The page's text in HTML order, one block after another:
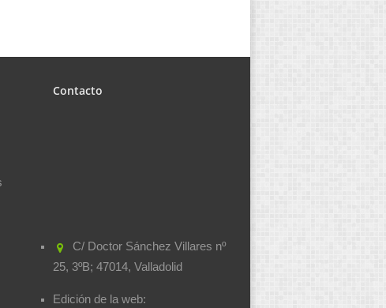
Contacto
C/ Doctor Sánchez Villares nº
25, 3ºB; 47014, Valladolid
Edición de la web: